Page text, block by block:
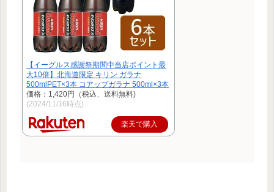
【イーグルス感謝祭期間中当店ポイント最
大10倍】北海道限定 キリン ガラナ
500mlPET×3本 コアップガラナ 500ml×3本
価格：1,420円（税込、送料無料)
(2024/11/16時点)
楽天で購入